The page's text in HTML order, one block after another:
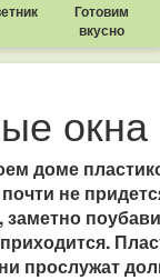
Готовим
вкусно
окна
доме
не
прослужат